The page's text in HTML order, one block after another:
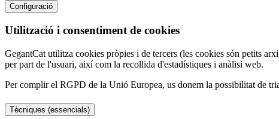
Configuració
Utilització i consentiment de cookies
GegantCat utilitza cookies pròpies i de tercers (les cookies són petits
per part de l'usuari, així com la recollida d'estadístiques i anàlisi web.
Per complir el RGPD de la Unió Europea, us donem la possibilitat de
Tècniques (essencials)